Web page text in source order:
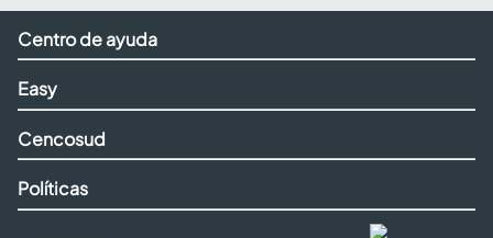
Centro de ayuda
Easy
Cencosud
Políticas